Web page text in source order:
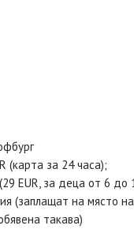
(карта за 24 часа);
EUR, за деца от 6 до
(заплащат на място
такава)